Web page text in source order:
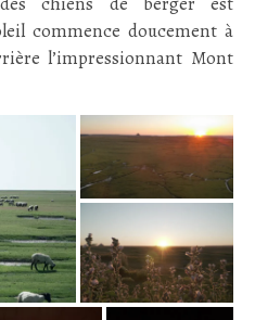
commence doucement à
l’impressionnant Mont